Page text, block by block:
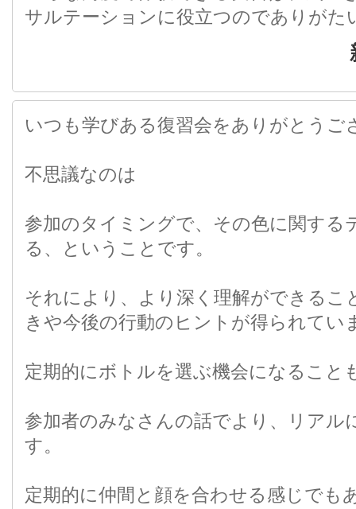
サルテーションに役立つのでありがた
いつも学びある復習会をありがとうご
不思議なのは
参加のタイミングで、その色に関する
る、ということです。
それにより、より深く理解ができるこ
きや今後の行動のヒントが得られてい
定期的にボトルを選ぶ機会になること
参加者のみなさんの話でより、リアル
す。
定期的に仲間と顔を合わせる感じでも